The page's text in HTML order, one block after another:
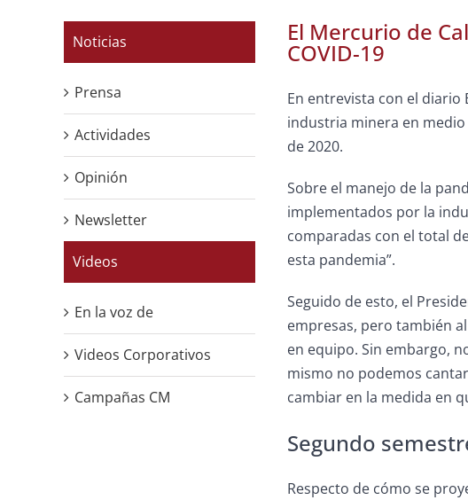
El Mercurio de
COVID-19
En entrevista con el diario
industria minera en
de 2020.
Sobre el manejo de la
implementados por la
comparadas con el total
esta pandemia”.
Seguido de esto, el
empresas, pero también
en equipo. Sin embargo,
mismo no podemos
cambiar en la medida en
Segundo
Respecto de cómo se
Noticias
Prensa
Actividades
Opinión
Newsletter
Videos
En la voz de
Videos Corporativos
Campañas CM